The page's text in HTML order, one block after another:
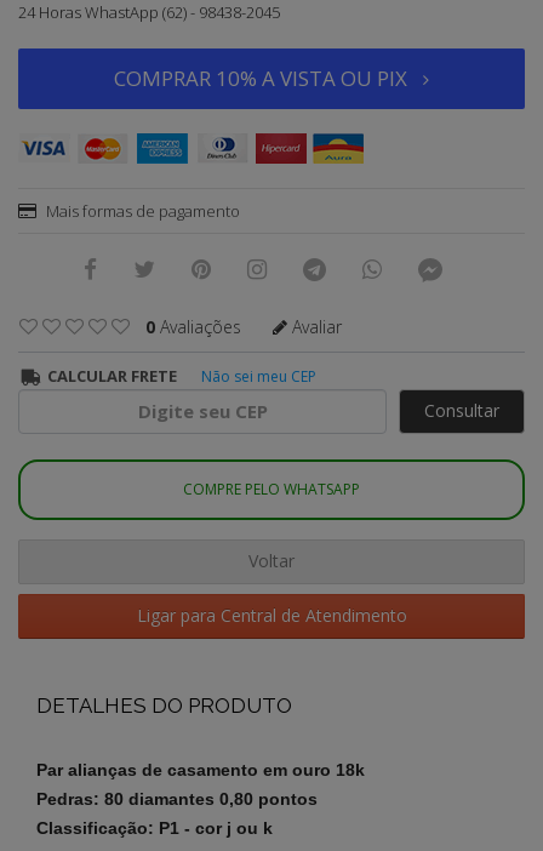
24 Horas WhastApp (62) - 98438-2045
COMPRAR 10% A VISTA OU PIX
Mais formas de pagamento
0 Avaliações Avaliar
CALCULAR FRETE Não sei meu CEP
Consultar
COMPRE PELO WHATSAPP
Voltar
Ligar para Central de Atendimento
DETALHES DO PRODUTO
Par alianças de casamento em ouro 18k
Pedras: 80 diamantes 0,80 pontos
Classificação: P1 - cor j ou k